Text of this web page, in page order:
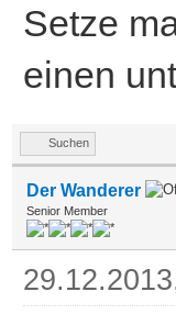
Setze
einen
Suchen
Der Wanderer
Senior Member